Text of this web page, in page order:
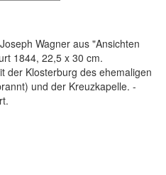
Wagner aus "Ansichten
1844, 22,5 x 30 cm.
der Klosterburg des ehemaligen
und der Kreuzkapelle. -